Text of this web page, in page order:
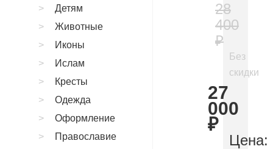
28
400
₽
Без
скидки
27
000
₽
Цена:
Детям
Животные
Иконы
Ислам
Кресты
Одежда
Оформление
Православие